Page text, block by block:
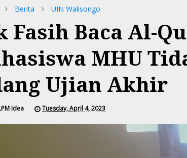
Berita UIN Walisongo
Fasih Baca Al-
MHU
Ujian Akhir
Idea Tuesday, April 4, 2023